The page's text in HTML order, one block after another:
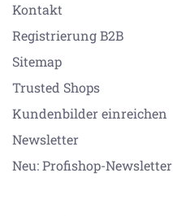
Kontakt
Registrierung B2B
Sitemap
Trusted Shops
Kundenbilder einreichen
Newsletter
Neu: Profishop-Newsletter